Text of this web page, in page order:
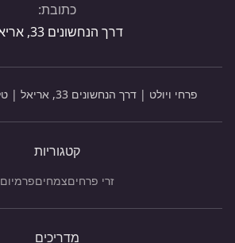
כתובת:
דרך הנחשונים 33, אריאל
פרחי ויולט | דרך הנחשונים 33, אריאל | טל:
קטגוריות
זרי פרחיםצמחיםפרמיום
מדריכים